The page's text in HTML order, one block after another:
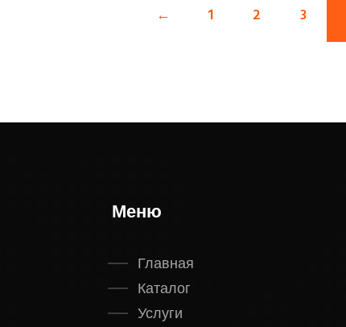
← 1 2 3
Меню
Главная
Каталог
Услуги